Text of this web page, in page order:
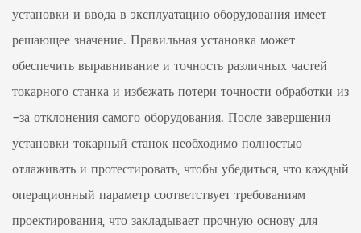
установки и ввода в эксплуатацию оборудования имеет
решающее значение. Правильная установка может
обеспечить выравнивание и точность различных частей
токарного станка и избежать потери точности обработки из
-за отклонения самого оборудования. После завершения
установки токарный станок необходимо полностью
отлаживать и протестировать, чтобы убедиться, что каждый
операционный параметр соответствует требованиям
проектирования, что закладывает прочную основу для